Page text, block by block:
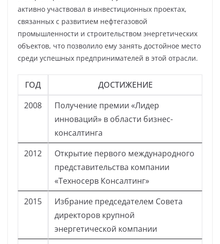
активно участвовал в инвестиционных проектах,
связанных с развитием нефтегазовой
промышленности и строительством энергетических
объектов, что позволило ему занять достойное место
среди успешных предпринимателей в этой отрасли.
ГОД
ДОСТИЖЕНИЕ
2008
Получение премии «Лидер
инноваций» в области бизнес-
консалтинга
2012
Открытие первого международного
представительства компании
«Техносерв Консалтинг»
2015
Избрание председателем Совета
директоров крупной
энергетической компании